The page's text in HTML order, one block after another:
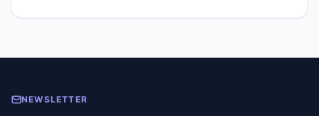
NEWSLETTER